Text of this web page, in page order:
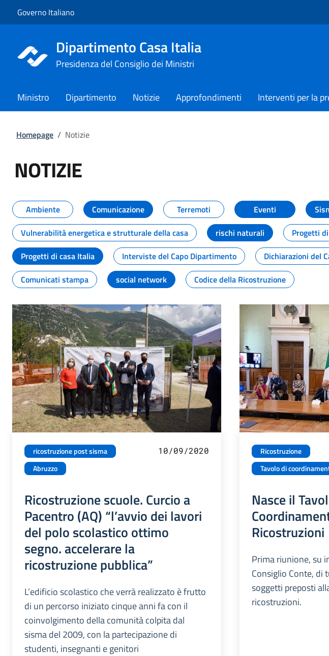
Governo Italiano
Dipartimento Casa Italia
Presidenza del Consiglio dei Ministri
Ministro Dipartimento Notizie Approfondimenti Interventi per la
Homepage / Notizie
NOTIZIE
Tutti i contenuti della pagina NOTIZIE
Ambiente Comunicazione Terremoti Eventi
Vulnerabilità energetica e strutturale della casa
rischi naturali Progetti
Progetti di casa Italia
Interviste del Capo Dipartimento Dichiarazioni del
Comunicati stampa
social network Codice della Ricostruzione
ricostruzione post sisma
Abruzzo
10/09/2020
Ricostruzione scuole. Curcio a
Pacentro (AQ) “l’avvio dei lavori
del polo scolastico ottimo
segno. accelerare la
ricostruzione pubblica”
L’edificio scolastico che verrà realizzato è frutto
di un percorso iniziato cinque anni fa con il
coinvolgimento della comunità colpita dal
sisma del 2009, con la partecipazione di
studenti, insegnanti e genitori
Ricostruzione
Tavolo di
Nasce il
Ricostruzioni
Prima riunione, su
Consiglio Conte, di
soggetti preposti
ricostruzioni.